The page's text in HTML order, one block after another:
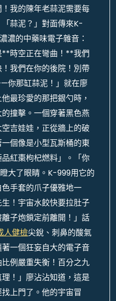
我的陳年老蒜泥需要每
蒜泥？」對面傳來K-
濃的中藥味電子雜音：
**時空正在彎曲！**我們
我們在你的後院！別帶
你那缸蒜泥！」就在廖
最珍愛的那把銀勺時，
撞擊。一個穿著黑色燕
吉娃娃，正從牆上的破
個像是小型瓦斯桶的東
紅棗枸杞燃料」。「你
大了眼睛。K-999用它的
手套的爪子優雅地一
！宇宙水餃快要拉肚子
子炮鎖定前離開！」話
人健檢尖銳、刺鼻的酸氣
一個狂妄自大的電子音
例嚴重失衡！百分之九
！」廖沾沾知道，這是
上門了。他的宇宙冒